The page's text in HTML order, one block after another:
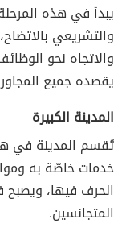
يبدأ في هذه
والتشريعي
والاتجاه نحو
يقصده جميع
المدينة الكبيرة
تُقسم المدينة في
خدمات خاصّة به
الحرف فيها، ويصبح
المتجانسين.